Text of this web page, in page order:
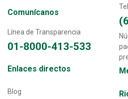
Comunícanos
Línea de Transparencia
01-8000-413-533
Transversal - Menú enlaces directos
Enlaces directos
Blog